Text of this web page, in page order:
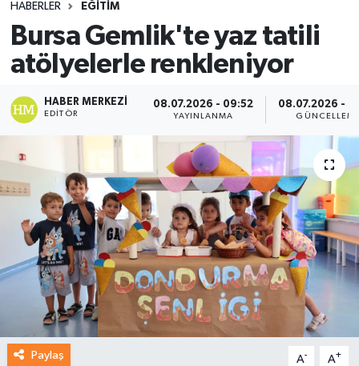
HABERLER EĞİTİM
Bursa Gemlik'te yaz tatili
atölyelerle renkleniyor
HABER MERKEZI
EDITÖR
08.07.2026 - 09:52
YAYINLANMA
08.07.2026 -
Paylaş A- A+
MAGAZİN
SPOR